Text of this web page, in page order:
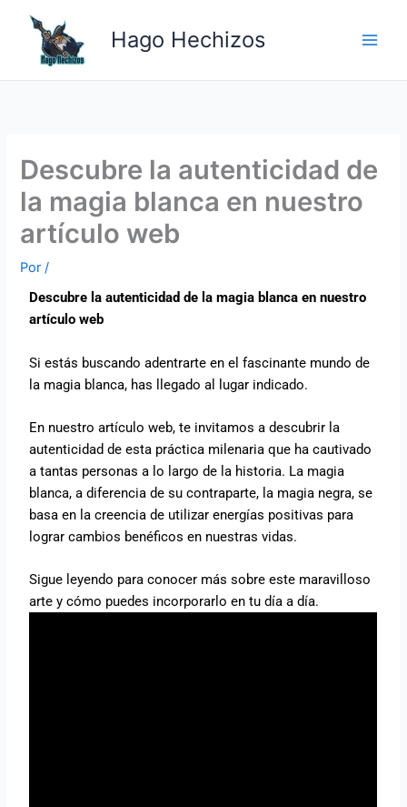
contenido
Hago Hechizos
Descubre la autenticidad de
la magia blanca en nuestro
artículo web
Por/
Descubre la autenticidad de la magia blanca en nuestro
artículo web
Si estás buscando adentrarte en el fascinante mundo de
la magia blanca, has llegado al lugar indicado.
En nuestro artículo web, te invitamos a descubrir la
autenticidad de esta práctica milenaria que ha cautivado
a tantas personas a lo largo de la historia. La magia
blanca, a diferencia de su contraparte, la magia negra, se
basa en la creencia de utilizar energías positivas para
lograr cambios benéficos en nuestras vidas.
Sigue leyendo para conocer más sobre este maravilloso
arte y cómo puedes incorporarlo en tu día a día.